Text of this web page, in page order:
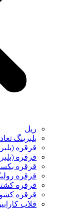
ریل
بلبرینگ
قرقره
قرقره
قرقره
قرقره
قرقره
قرقره
قلاب